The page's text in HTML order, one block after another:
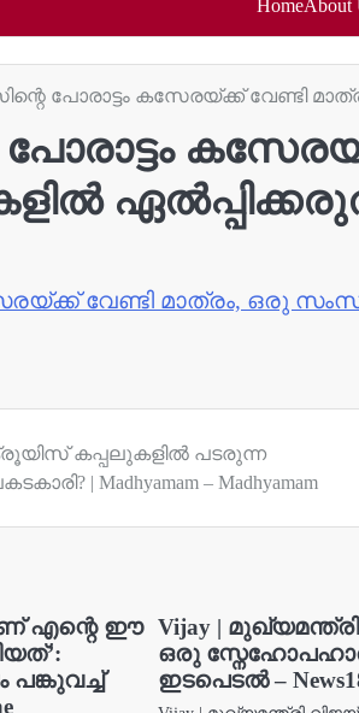
HomeAbout
പോരാട്ടം കസേരയ്ക്ക് വേണ്ടി
ഏൽപ്പിക്കരുത്’
വേണ്ടി മാത്രം, ഒരു
കപ്പലുകളിൽ പടരുന്ന
Madhyamam – Madhyamam
എന്റെ ഈ Vijay |
ഒരു
ഇടപെടൽ –